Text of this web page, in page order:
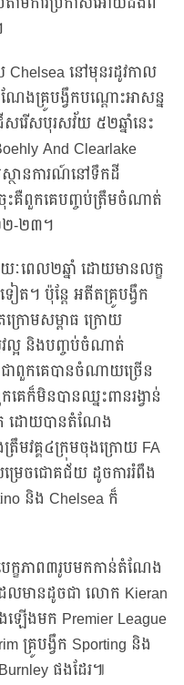
នៅមុនរដូវកាល
គ្រូបង្វឹកបណ្តោះអាសន្ន
រើសបុរសវ័យ ៥២ឆ្នាំនេះ
And Clearlake
ថានការណ៍នៅទឹកដី
ចុះគឺពួកគេបញ្ចប់ត្រឹមចំណាត់
២-២៣។
ៈពេល២ឆ្នាំ ដោយមានលក្ខ
ត។ ប៉ុន្តែ អតីតគ្រូបង្វឹក
ក្រោមសម្ពាធ ក្រោយ
វល្អ និងបញ្ចប់ចំណាត់
ាពួកគេបានចំណាយច្រើន
ក៏មិនបានឈ្នះពានរង្វាន់
ក ដោយបានតំណែង
មវគ្គ៤ក្រុមចុងក្រោយ FA
េចជោគជ័យ ដូចការរំពឹង
និង Chelsea ក៏
ក្ខភាព៣រូបមកកាន់តំណែង
លមានដូចជា លោក Kieran
ឡើងមក Premier League
គ្រូបង្វឹក Sporting និង
ផងដែរ៕